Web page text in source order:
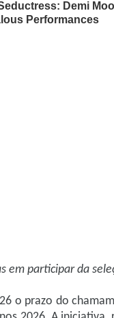
em participar da
o prazo do